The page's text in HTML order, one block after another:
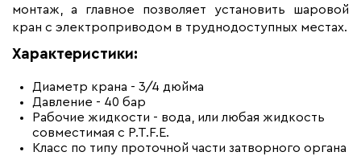
монтаж, а главное позволяет установить шаровой
кран с электроприводом в труднодоступных местах.
Характеристики:
Диаметр крана - 3/4 дюйма
Давление - 40 бар
Рабочие жидкости - вода, или любая жидкость
совместимая с P.T.F.E.
Класс по типу проточной части затворного органа